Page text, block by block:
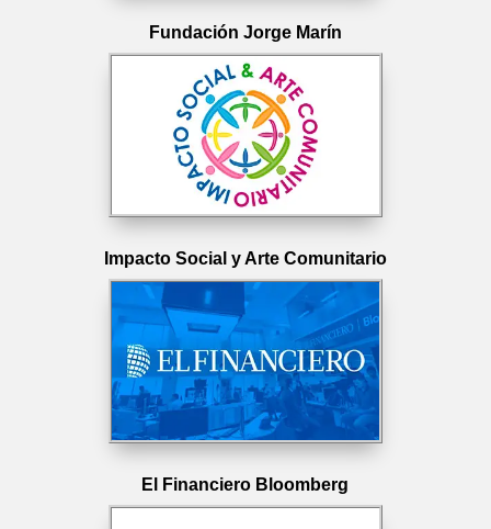
Fundación Jorge Marín
Impacto Social y Arte Comunitario
El Financiero Bloomberg